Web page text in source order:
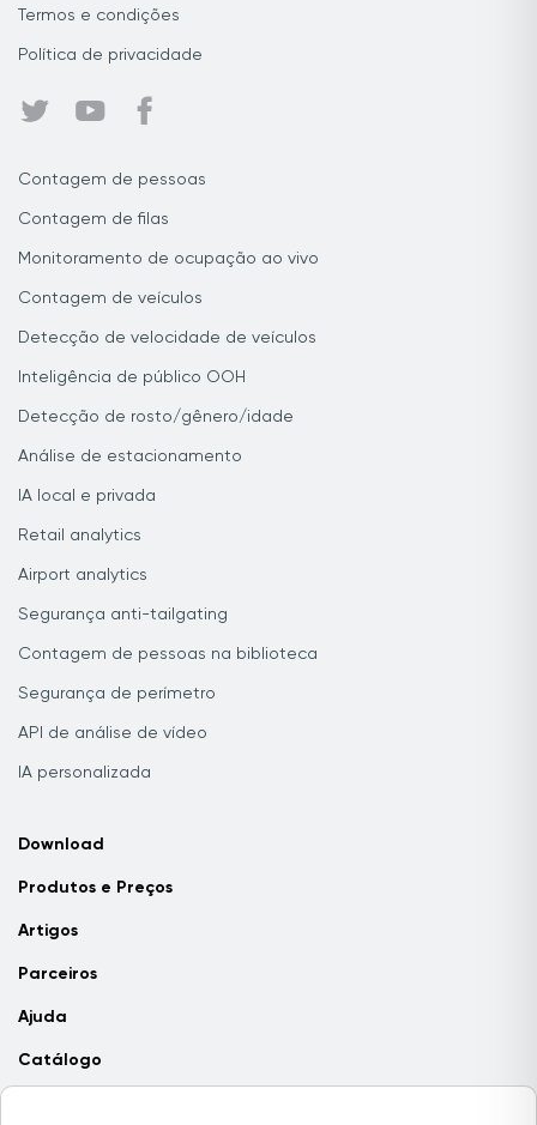
Termos e condições
Política de privacidade
Contagem de pessoas
Contagem de filas
Monitoramento de ocupação ao vivo
Contagem de veículos
Detecção de velocidade de veículos
Inteligência de público OOH
Detecção de rosto/gênero/idade
Análise de estacionamento
IA local e privada
Retail analytics
Airport analytics
Segurança anti-tailgating
Contagem de pessoas na biblioteca
Segurança de perímetro
API de análise de vídeo
IA personalizada
Download
Produtos e Preços
Artigos
Parceiros
Ajuda
Catálogo